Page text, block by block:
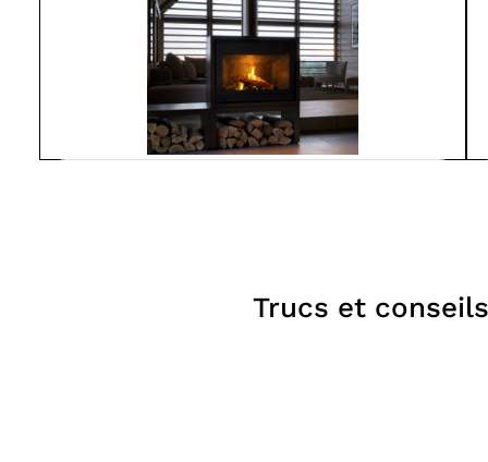
Trucs et conseils